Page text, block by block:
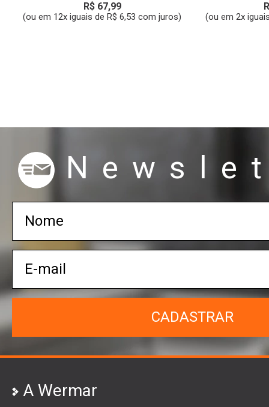
R$ 67,99
(ou em 12x iguais de R$ 6,53 com juros) (ou em 2x
CADASTRAR
A Wermar